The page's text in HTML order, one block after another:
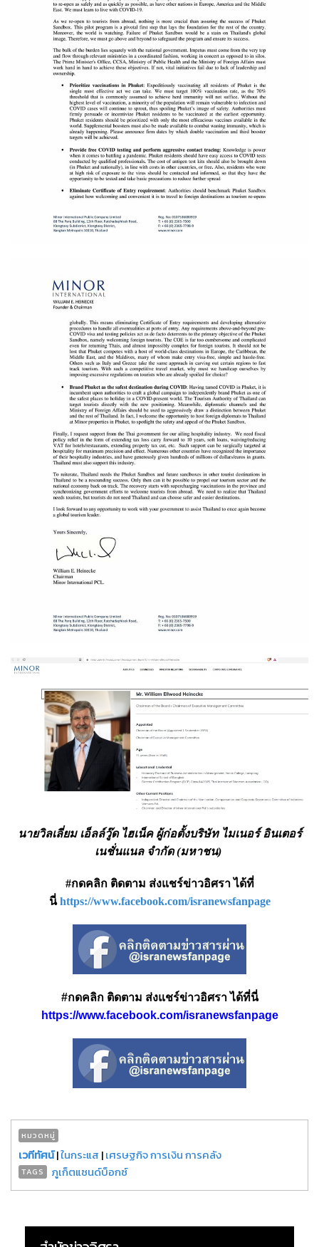
นายวิลเลี่ยม เอ็ลล์วู๊ด ไฮเน็ค ผู้ก่อตั้งบริษัท ไมเนอร์ อินเตอร์
เนชั่นแนล จำกัด (มหาชน)
#กดคลิก ติดตาม ส่งแชร์ข่าวอิศรา ได้ที่
นี่ https://www.facebook.com/isranewsfanpage
#กดคลิก ติดตาม ส่งแชร์ข่าวอิศรา ได้ที่นี่
https://www.facebook.com/isranewsfanpage
หมวดหมู่
เวทีทัศน์|ในกระแส |เศรษฐกิจ การเงิน การคลัง
TAGS ภูเก็ตแซนด์บ็อกซ์